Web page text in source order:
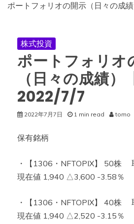
ポートフォリオの開示（日々の成
株式投資
ポートフォリオ
（日々の成績）
2022/7/7
2022年7月7日 1 min read tomo
保有銘柄
・【1306・NFTOPIX】 50株
現在値 1,940 △3,600 -3.58％
・【1306・NFTOPIX】 40株
現在値 1,940 △2,520 -3.15％